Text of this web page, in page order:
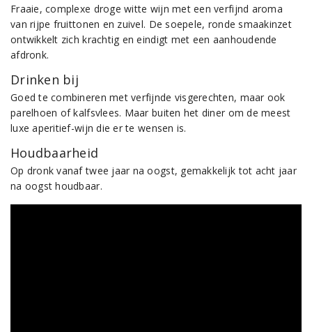
Fraaie, complexe droge witte wijn met een verfijnd aroma
van rijpe fruittonen en zuivel. De soepele, ronde smaakinzet
ontwikkelt zich krachtig en eindigt met een aanhoudende
afdronk.
Drinken bij
Goed te combineren met verfijnde visgerechten, maar ook
parelhoen of kalfsvlees. Maar buiten het diner om de meest
luxe aperitief-wijn die er te wensen is.
Houdbaarheid
Op dronk vanaf twee jaar na oogst, gemakkelijk tot acht jaar
na oogst houdbaar.